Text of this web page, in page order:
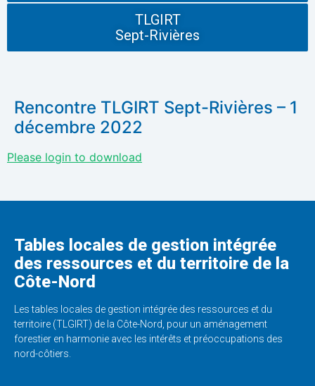
TLGIRT
Sept-Rivières
Rencontre TLGIRT Sept-Rivières – 1
décembre 2022
Please login to download
Tables locales de gestion intégrée
des ressources et du territoire de la
Côte-Nord
Les tables locales de gestion intégrée des ressources et du
territoire (TLGIRT) de la Côte-Nord, pour un aménagement
forestier en harmonie avec les intérêts et préoccupations des
nord-côtiers.